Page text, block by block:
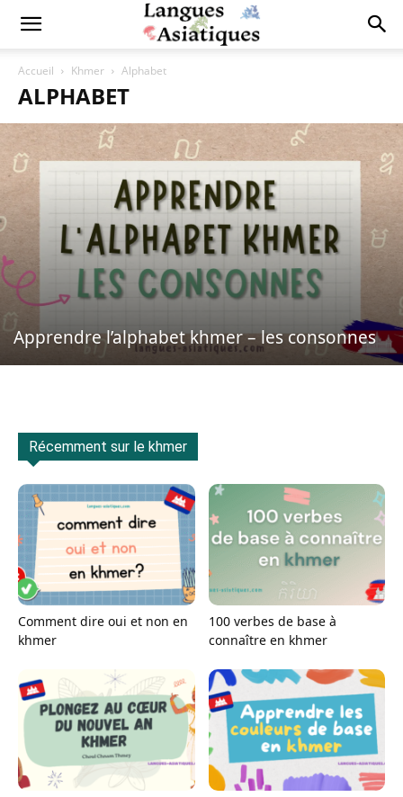
Accueil Khmer Alphabet
ALPHABET
Apprendre l’alphabet khmer – les consonnes
Récemment sur le khmer
Comment dire oui et non en
khmer
100 verbes de base à
connaître en khmer